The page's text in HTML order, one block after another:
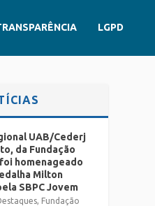
LGPD
UAB/Cederj
da Fundação
homenageado
Milton
SBPC Jovem
, Fundação